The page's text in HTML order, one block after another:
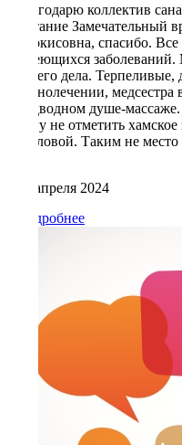
Благодарю коллектив
питание Замечательный
Саркисовна, спасибо.
имеющихся
своего дела.
глинолечении,
подводном душе-
могу не отметить
столовой. Таким не
Новороссийск
14 апреля 2024
Подробнее